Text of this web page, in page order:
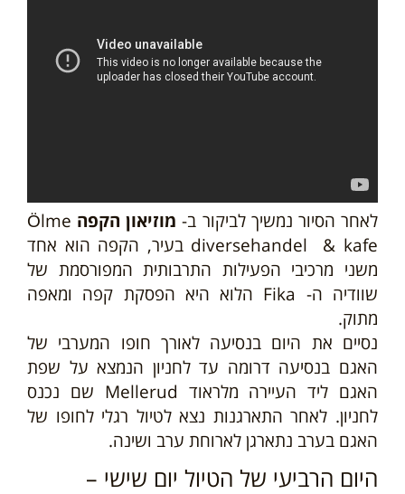
לאחר הסיור נמשיך לביקור ב- מוזיאון הקפה Ölme
diversehandel & kafe בעיר, הקפה הוא אחד
משני מרכיבי הפעילות התרבותית המפורסמת של
שוודיה ה- Fika הלוא היא הפסקת קפה ומאפה
מתוק.
נסיים את היום בנסיעה לאורך חופו המערבי של
האגם בנסיעה דרומה עד לחניון הנמצא על שפת
האגם ליד העיירה מלראוד Mellerud שם נכנס
לחניון. לאחר התארגנות נצא לטיול רגלי לחופו של
האגם בערב נתארגן לארוחת ערב ושינה.
היום הרביעי של הטיול יום שישי –